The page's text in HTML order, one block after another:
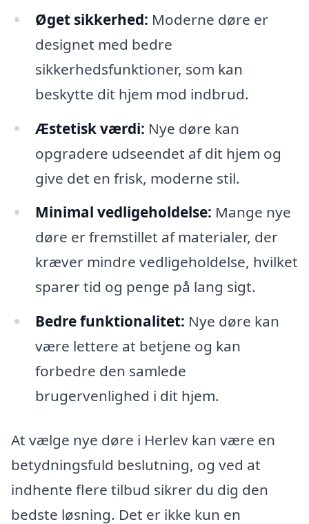
Øget sikkerhed: Moderne døre er
designet med bedre
sikkerhedsfunktioner, som kan
beskytte dit hjem mod indbrud.
Æstetisk værdi: Nye døre kan
opgradere udseendet af dit hjem og
give det en frisk, moderne stil.
Minimal vedligeholdelse: Mange nye
døre er fremstillet af materialer, der
kræver mindre vedligeholdelse, hvilket
sparer tid og penge på lang sigt.
Bedre funktionalitet: Nye døre kan
være lettere at betjene og kan
forbedre den samlede
brugervenlighed i dit hjem.
At vælge nye døre i Herlev kan være en
betydningsfuld beslutning, og ved at
indhente flere tilbud sikrer du dig den
bedste løsning. Det er ikke kun en